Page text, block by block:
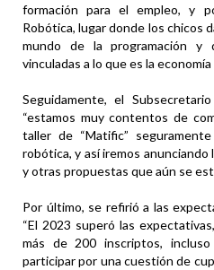
formación para el empleo, y
Robótica, lugar donde los chicos
mundo de la programación y
vinculadas a lo que es la
Seguidamente, el
“estamos muy contentos de
taller de “Matific”
robótica, y así iremos
y otras propuestas que aún se
Por último, se refirió a las
“El 2023 superó las
más de 200 inscriptos,
participar por una cuestión de